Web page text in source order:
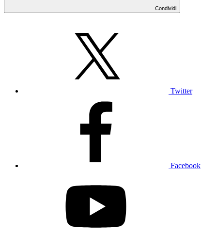
Condividi
Twitter
Facebook